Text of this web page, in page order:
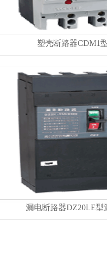
塑壳断路器CDM1
漏电断路器DZ20LE型